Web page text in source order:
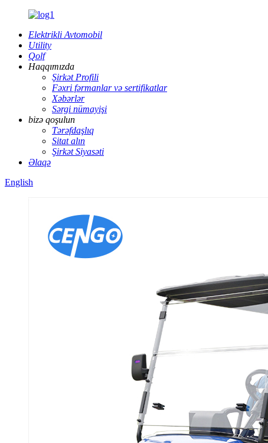
Elektrikli Avtomobil
Utility
Qolf
Haqqımızda
Şirkət Profili
Fəxri fərmanlar və sertifikatlar
Xəbərlər
Sərgi nümayişi
bizə qoşulun
Tərəfdaşlıq
Sitat alın
Şirkət Siyasəti
Əlaqə
English